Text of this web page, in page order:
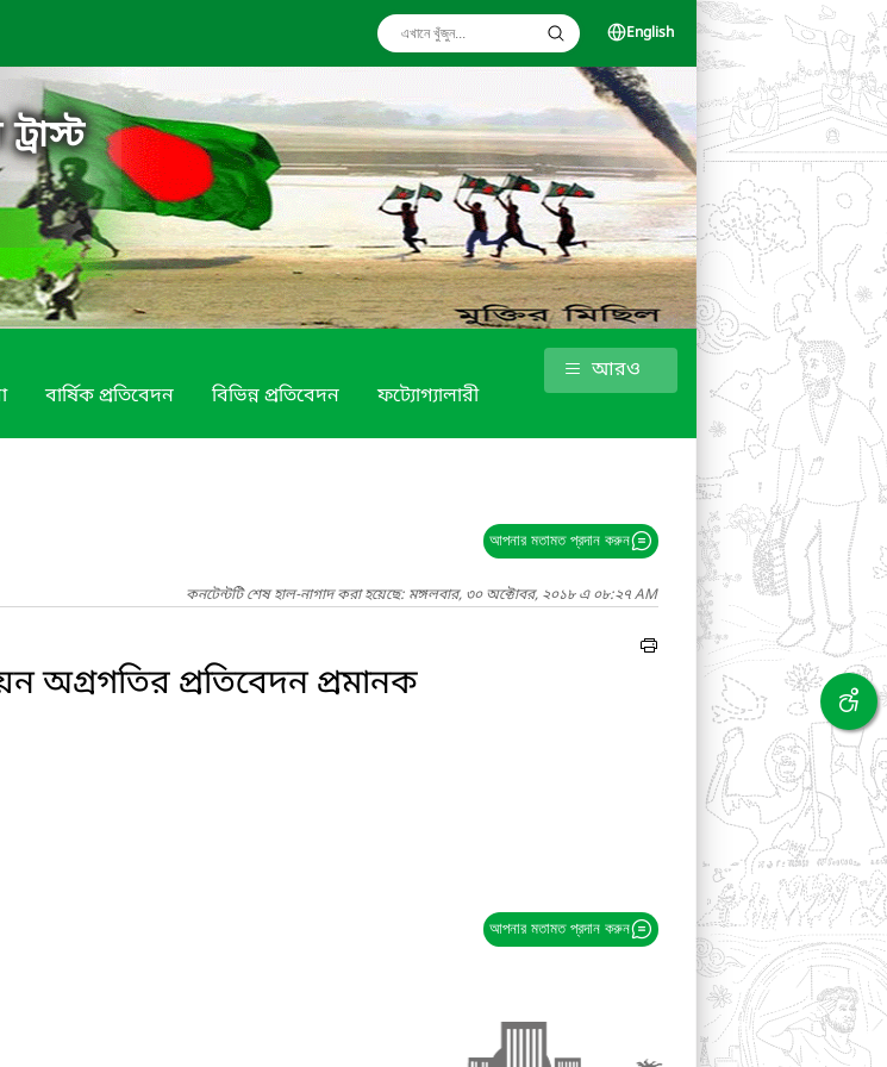
English
বার্ষিক প্রতিবেদন বিভিন্ন প্রতিবেদন ফট্যোগ্যালারী
আরও
আপনার মতামত প্রদান করুন
কনটেন্টটি শেষ হাল-নাগাদ করা হয়েছে: মঙ্গলবার, ৩০ অক্টোবর, ২০১৮ এ ০৮:২৭ AM
অগ্রগতির প্রতিবেদন প্রমানক
আপনার মতামত প্রদান করুন